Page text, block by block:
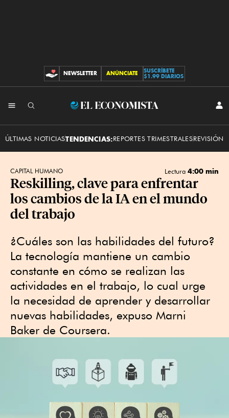
CONTRIBUCIONES
NEWSLETTER ANÚNCIATE
SUSCRÍBETE
$1.99 DIARIOS
El
ÚLTIMAS NOTICIASTENDENCIAS:REPORTES TRIMESTRALESREVISIÓN
CAPITAL HUMANO Lectura 4:00 min
Reskilling, clave para enfrentar
los cambios de la IA en el mundo
del trabajo
¿Cuáles son las habilidades del futuro?
La tecnología mantiene un cambio
constante en cómo se realizan las
actividades en el trabajo, lo cual urge
la necesidad de aprender y desarrollar
nuevas habilidades, expuso Marni
Baker de Coursera.